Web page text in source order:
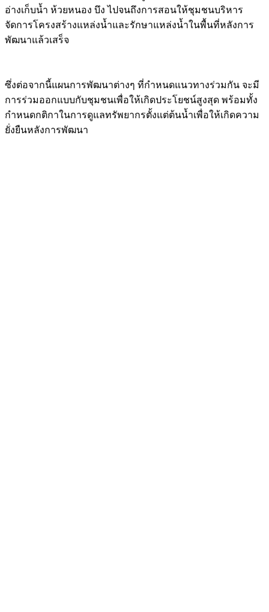
อ่างเก็บน้ำ ห้วยหนอง บึง ไปจนถึงการสอนให้ชุมชนบริหาร
จัดการโครงสร้างแหล่งน้ำและรักษาแหล่งน้ำในพื้นที่หลังการ
พัฒนาแล้วเสร็จ
ซึ่งต่อจากนี้แผนการพัฒนาต่างๆ ที่กำหนดแนวทางร่วมกัน จะมี
การร่วมออกแบบกับชุมชนเพื่อให้เกิดประโยชน์สูงสุด พร้อมทั้ง
กำหนดกติกาในการดูแลทรัพยากรตั้งแต่ต้นน้ำเพื่อให้เกิดความ
ยั่งยืนหลังการพัฒนา